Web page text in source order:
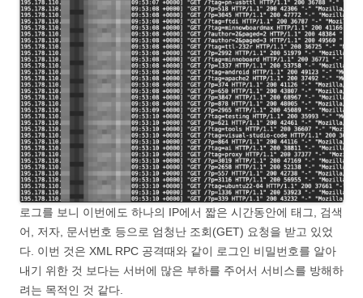
로그를 보니 이번에도 하나의 IP에서 짧은 시간동안에 태그, 검색
어, 저자, 문서번호 등으로 엄청난 조회(GET) 요청을 받고 있었
다. 이번 것은 XML RPC 공격때와 같이 로그인 비밀번호를 알아
내기 위한 것 보다는 서버에 많은 부하를 주어서 서비스를 방해하
려는 목적인 것 같다.